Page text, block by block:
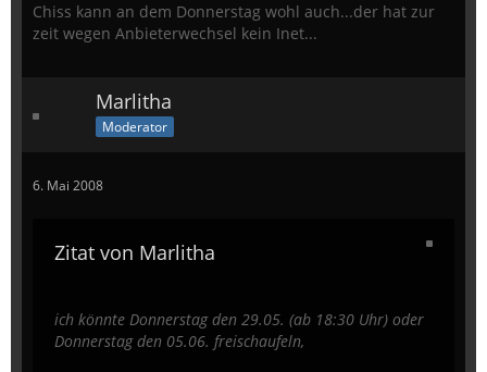
Chiss kann an dem Donnerstag wohl auch...der hat zur
zeit wegen Anbieterwechsel kein Inet...
Marlitha
Moderator
6. Mai 2008
Zitat von Marlitha
ich könnte Donnerstag den 29.05. (ab 18:30 Uhr) oder
Donnerstag den 05.06. freischaufeln,